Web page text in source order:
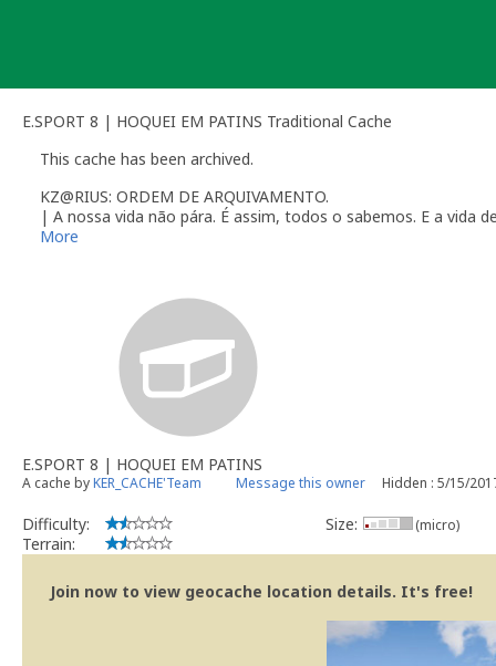
E.SPORT 8 | HOQUEI EM PATINS Traditional Cache
This cache has been archived.
KZ@RIUS: ORDEM DE ARQUIVAMENTO.
| A nossa vida não pára. É assim, todos o sabemos. E a vida
| Esta «recolhe-se» agora após ter cumprido a sua missão:
de incómodos, e assim sendo nós deixamos-los
| Ficamos eternamente agradecidos pelas visitas recebidas!
| Entretanto a restante Évora agradece a sua visita!
KER_CACHE'Team
Family Geocaching
Funny Adventures, Great Moments, Giant Smiles ...
… Geocaching Together, Geocaching with Love ...
KZ@RIUS | ERR_19 | GeoPutoGP
More
E.SPORT 8 | HOQUEI EM PATINS
A cache byKER_CACHE'Team Message this owner Hidden : 5/15/
Difficulty:
Terrain:
Size: (micro)
Join now to view geocache location details. It's free!